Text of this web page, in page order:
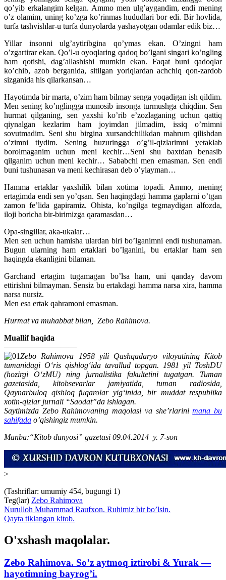
qo’yib erkalangim kelgan. Ammo men ulg’aygandim, endi mening
o’z olamim, uning ko’zga ko’rinmas hududlari bor edi. Bir hovlida,
turfa tashvishlar-u turfa dunyolarda yashayotgan odamlar edik biz…
Yillar insonni ulg’aytiribgina qo’ymas ekan. O’zingni ham
o’zgartirar ekan. Qo’l-u oyoqlaring qadoq bo’lgani singari ko’ngling
ham qotishi, dag’allashishi mumkin ekan. Faqat buni qadoqlar
ko’chib, azob berganida, sitilgan yoriqlardan achchiq qon-zardob
sizganida his qilarkansan…
Hayotimda bir marta, o’zim ham bilmay senga yoqadigan ish qildim.
Men sening ko’nglingga munosib insonga turmushga chiqdim. Sen
hurmat qilganing, sen yaxshi ko’rib e’zozlaganing uchun qattiq
qiynalgan kezlarim ham joyimdan jilmadim, issiq o’rnimni
sovutmadim. Seni shu birgina xursandchilikdan mahrum qilishdan
o’zimni tiydim. Sening huzuringga o’g’il-qizlarimni yetaklab
borolmaganim uchun meni kechir…Seni shu baxtdan benasib
qilganim uchun meni kechir… Sababchi men emasman. Sen endi
buni tushunasan va meni kechirasan deb o’ylayman…
Hamma ertaklar yaxshilik bilan xotima topadi. Ammo, mening
ertagimda endi sen yo’qsan. Sen haqingdagi hamma gaplarni o’tgan
zamon fe’lida gapiramiz. Ohista, ko’ngilga tegmaydigan alfozda,
iloji boricha bir-birimizga qaramasdan…
Opa-singillar, aka-ukalar…
Men sen uchun hamisha ulardan biri bo’lganimni endi tushunaman.
Bugun ularning ham ertaklari bo’lganini, bu ertaklar ham sen
haqingda ekanligini bilaman.
Garchand ertagim tugamagan bo’lsa ham, uni qanday davom
ettirishni bilmayman. Sensiz bu ertakdagi hamma narsa xira, hamma
narsa nursiz.
Men esa ertak qahramoni emasman.
Hurmat va muhabbat bilan, Zebo Rahimova.
Muallif haqida
—————————
Zebo Rahimova 1958 yili Qashqadaryo viloyatining Kitob
tumanidagi O‘ris qishlog‘ida tavallud topgan. 1981 yil ToshDU
(hozirgi O‘zMU) ning jurnalistika fakultetini tugatgan. Tuman
gazetasida, kitobsevarlar jamiyatida, tuman radiosida,
Qaynarbuloq qishloq fuqarolar yig‘inida, bir muddat respublika
xotin-qizlar jurnali “Saodat”da ishlagan.
Saytimizda Zebo Rahimovaning maqolasi va she’rlarinimana bu
sahifada o’qishingiz mumkin.
Мanba:“Kitob dunyosi” gazetasi 09.04.2014 y. 7-son
>
(Tashriflar: umumiy 454, bugungi 1)
Teg(lar) Zebo Rahimova
Nurulloh Muhammad Raufxon. Ruhimiz bir bo’lsin.
Qayta tiklangan kitob.
O'xshash maqolalar.
Zebo Rahimova. So’z aytmoq iztirobi & Yurak —
hayotimning bayrog’i.